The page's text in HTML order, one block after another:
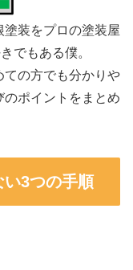
塗装をプロの塗装屋
でもある僕。
ての方でも分かりや
ポイントをまとめ
3つの手順